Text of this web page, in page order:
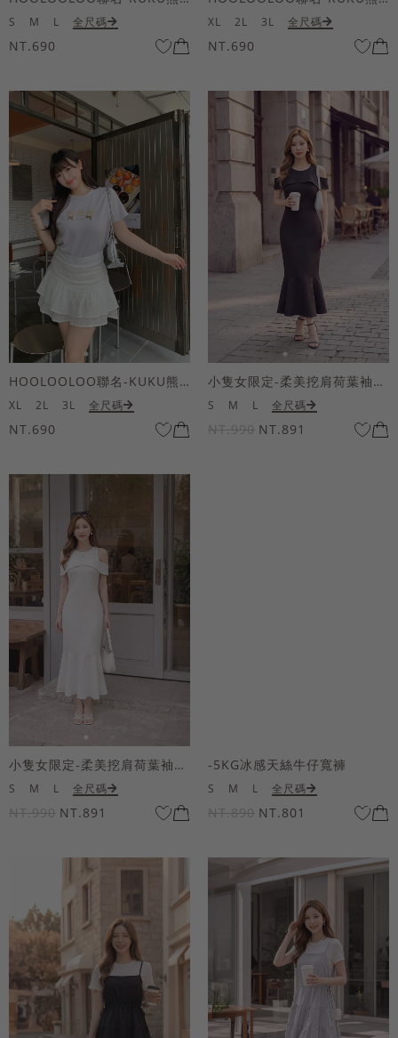
S M L 全尺碼
NT.690
XL 2L 3L 全尺碼
NT.690
HOOLOOLOO聯名-KUKU熊蝴蝶結短袖上衣
XL 2L 3L 全尺碼
NT.690
小隻女限定-柔美挖肩荷葉袖魚尾長洋裝
S M L 全尺碼
NT.990 NT.891
小隻女限定-柔美挖肩荷葉袖魚尾長洋裝
S M L 全尺碼
NT.990 NT.891
-5KG冰感天絲牛仔寬褲
S M L 全尺碼
NT.890 NT.801